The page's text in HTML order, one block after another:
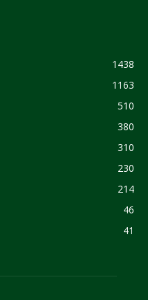
1438
1163
510
380
310
230
214
46
41